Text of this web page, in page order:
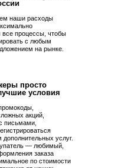
наши расходы
все процессы, чтобы
с любым
на рынке.
просто
условия
акций,
письмами,
услуг.
— любимый,
заказа
по стоимости